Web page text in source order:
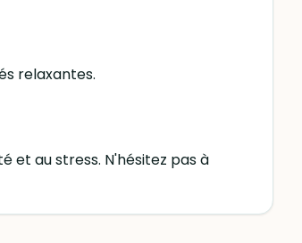
relaxantes.
et au stress. N'hésitez pas à